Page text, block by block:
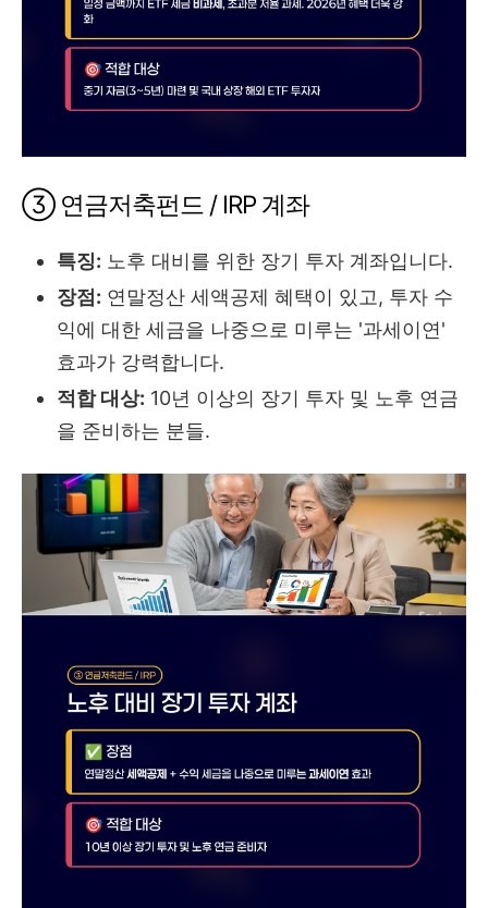
③ 연금저축펀드 / IRP 계좌
특징: 노후 대비를 위한 장기 투자 계좌입니다.
장점: 연말정산 세액공제 혜택이 있고, 투자 수
익에 대한 세금을 나중으로 미루는 '과세이연'
효과가 강력합니다.
적합 대상: 10년 이상의 장기 투자 및 노후 연금
을 준비하는 분들.